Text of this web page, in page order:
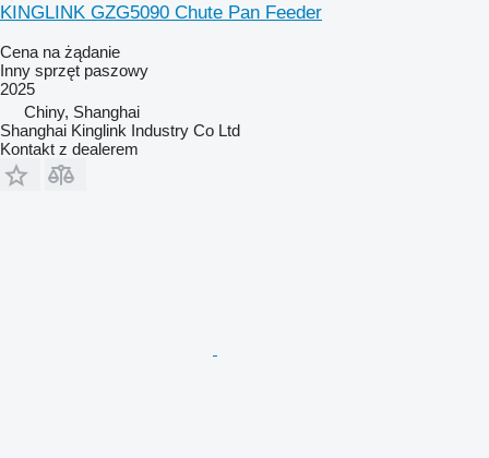
KINGLINK GZG5090 Chute Pan Feeder
Cena na żądanie
Inny sprzęt paszowy
2025
Chiny, Shanghai
Shanghai Kinglink Industry Co Ltd
Kontakt z dealerem